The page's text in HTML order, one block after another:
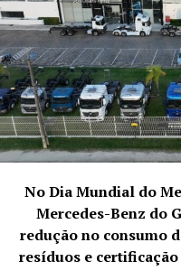
produtiva legalizada x
mais encontramos no
compras não ortodoxas
A Gcorp Trading, como
do produtor/minerador
produção/extração,
tributos
Órgãos Competentes
Polícia Federal e
seu refino e
empresas referências
No Dia Mundial do
Mercedes-Benz do
redução no consumo
resíduos e